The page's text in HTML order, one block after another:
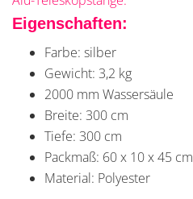
Eigenschaften:
Farbe: silber
Gewicht: 3,2 kg
2000 mm Wassersäule
Breite: 300 cm
Tiefe: 300 cm
Packmaß: 60 x 10 x 45 cm
Material: Polyester